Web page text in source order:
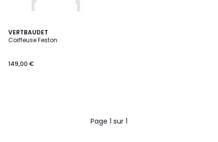
VERTBAUDET
Coiffeuse Feston
149,00 €
Page 1 sur 1